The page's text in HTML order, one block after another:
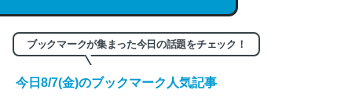
─GPTの仕組みと限界についての考察（１） - conceptualization
ブックマークが集まった今日の話題をチェック！
今日8/7(金)のブックマーク人気記事